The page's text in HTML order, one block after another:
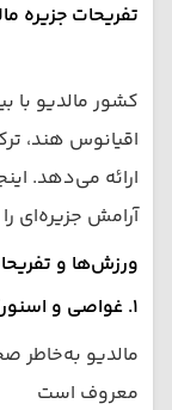
تفریحات جزیره
اقیانوس هند،
ارائه می‌دهد.
آرامش جزیره‌ای
ورزش‌ها و
۱. غواصی و اسنورکلینگ
مالدیو به‌خاطر
معروف است